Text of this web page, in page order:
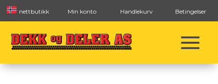
nettbutikk Min konto Handlekurv Betingelser